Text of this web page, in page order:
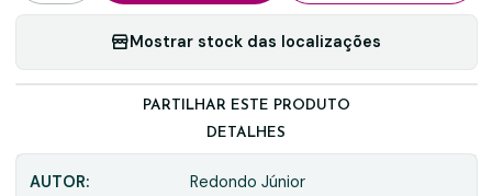
Mostrar stock das localizações
PARTILHAR ESTE PRODUTO
DETALHES
AUTOR: Redondo Júnior